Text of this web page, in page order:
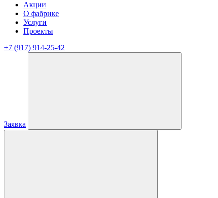
Акции
О фабрике
Услуги
Проекты
+7 (917) 914-25-42
Заявка